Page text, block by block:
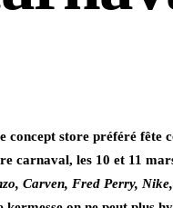
concept store préféré fête
carnaval, les 10 et 11
Carven, Fred Perry,